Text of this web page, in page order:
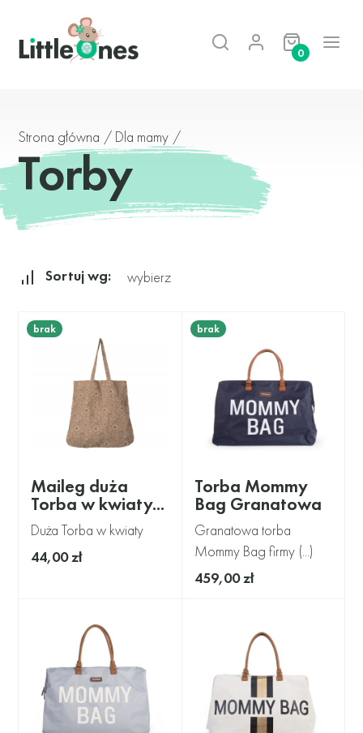
0
Strona główna / Dla mamy /
Torby
Sortuj wg: wybierz
Maileg duża
Torba w kwiaty...
Duża Torba w kwiaty
44,00 zł
brak
Torba Mommy
Bag Granatowa
Granatowa torba
Mommy Bag firmy (...)
459,00 zł
brak